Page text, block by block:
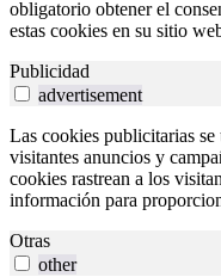
obligatorio obtener el
estas cookies en su sitio
Publicidad
advertisement
Las cookies publicitarias
visitantes anuncios y
cookies rastrean a los
información para
Otras
other